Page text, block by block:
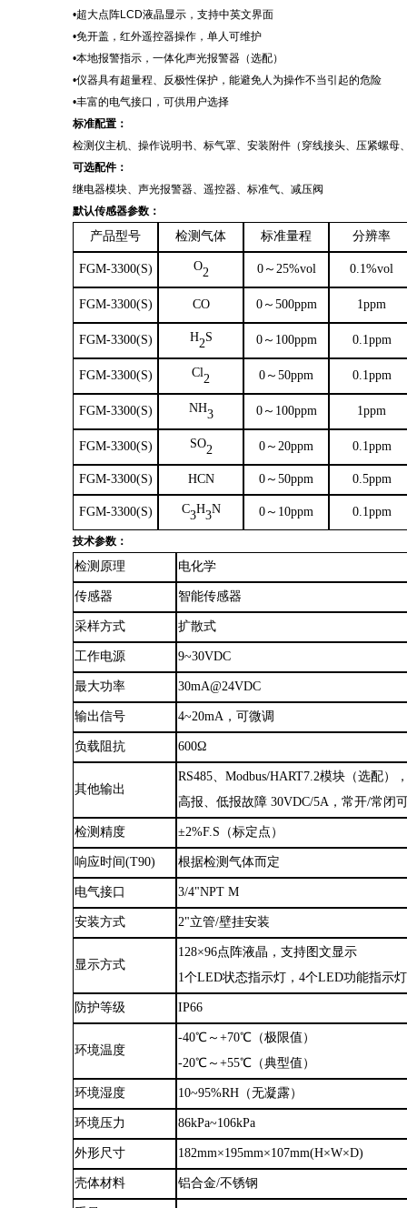
•超大点阵LCD液晶显示，支持中英文界面
•免开盖，红外遥控器操作，单人可维护
•本地报警指示，一体化声光报警器（选配）
•仪器具有超量程、反极性保护，能避免人为操作不当引起的危险
•丰富的电气接口，可供用户选择
标准配置 ：
检测仪主机、操作说明书、标气罩、安装附件 （穿线接头、压紧螺母
可选配件：
继电器模块、声光报警器、遥控器、标准气、减压阀
默认传感器参数：
产品型号 检测气体 标准量程 分辨率
FGM-3300(S) O2 0～25%vol 0.1%vol
FGM-3300(S) CO 0～500ppm 1ppm
FGM-3300(S) H2S 0～100ppm 0.1ppm
FGM-3300(S) Cl2 0～50ppm 0.1ppm
FGM-3300(S) NH3 0～100ppm 1ppm
FGM-3300(S) SO2 0～20ppm 0.1ppm
FGM-3300(S) HCN 0～50ppm 0.5ppm
FGM-3300(S) C3H3N 0～10ppm 0.1ppm
技术参数：
检测原理 电化学
传感器 智能传感器
采样方式 扩散式
工作电源 9~30VDC
最大功率 30mA@24VDC
输出信号 4~20mA，可微调
负载阻抗 600Ω
其他输出
RS485、Modbus/HART7.2模块（选配）
高报、低报故障 30VDC/5A，常开/常闭
检测精度 ±2%F.S（标定点）
响应时间(T90) 根据检测气体而定
电气接口 3/4"NPT M
安装方式 2"立管/壁挂安装
显示方式
128×96点阵液晶，支持图文显示
1个LED状态指示灯，4个LED功能指示灯
防护等级 IP66
环境温度
-40℃～+70℃（极限值）
-20℃～+55℃（典型值）
环境湿度 10~95%RH（无凝露）
环境压力 86kPa~106kPa
外形尺寸 182mm×195mm×107mm(H×W×D)
壳体材料 铝合金/不锈钢